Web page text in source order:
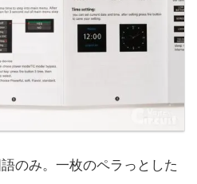
のみ。一枚のペラっとした